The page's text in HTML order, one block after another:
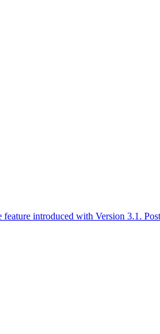
feature introduced with Version 3.1.